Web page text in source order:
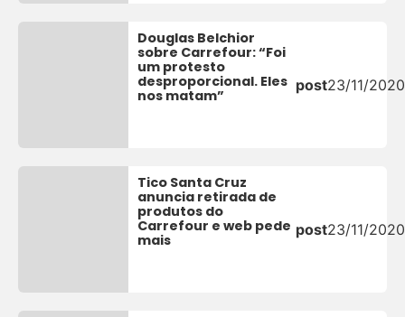
Douglas Belchior
sobre Carrefour: “Foi
um protesto
desproporcional. Eles
nos matam”
post23/11/2020
Tico Santa Cruz
anuncia retirada de
produtos do
Carrefour e web pede
mais
post23/11/2020